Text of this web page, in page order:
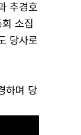
추경호
소집
당사로
하며 당